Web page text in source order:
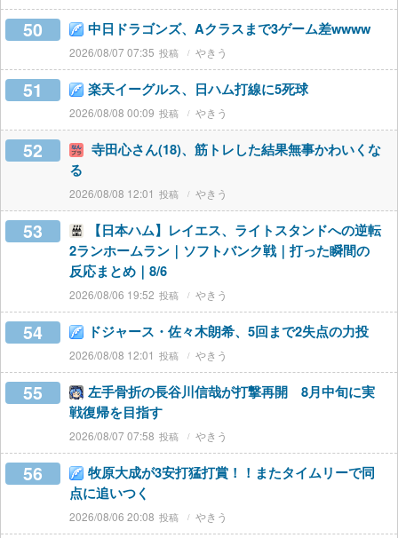
50 中日ドラゴンズ、Aクラスまで3ゲーム差wwww
2026/08/07 07:35 やきう
51 楽天イーグルス、日ハム打線に5死球
2026/08/08 00:09 やきう
52
寺田心さん(18)、筋トレした結果無事かわいくな
る
2026/08/08 12:01 やきう
53
【日本ハム】レイエス、ライトスタンドへの逆転
2ランホームラン｜ソフトバンク戦｜打った瞬間の
反応まとめ｜8/6
2026/08/06 19:52 やきう
54 ドジャース・佐々木朗希、5回まで2失点の力投
2026/08/08 12:01 やきう
55
左手骨折の長谷川信哉が打撃再開 8月中旬に実
戦復帰を目指す
2026/08/07 07:58 やきう
56
牧原大成が3安打猛打賞！！またタイムリーで同
点に追いつく
2026/08/06 20:08 やきう